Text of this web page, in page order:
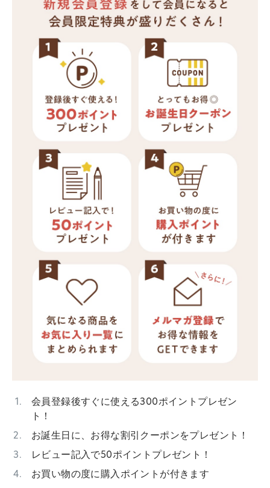
会員登録後すぐに使える300ポイントプレゼン
ト！
お誕生日に、お得な割引クーポンをプレゼント！
レビュー記入で50ポイントプレゼント！
お買い物の度に購入ポイントが付きます